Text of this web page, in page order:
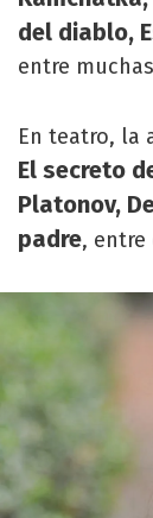
del diablo,
entre
En teatro, la
El secreto
Platonov,
padre, entre